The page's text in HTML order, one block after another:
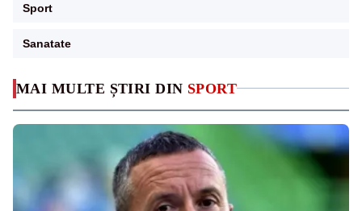
MAI MULTE ȘTIRI DIN SPORT
Sport
Sanatate